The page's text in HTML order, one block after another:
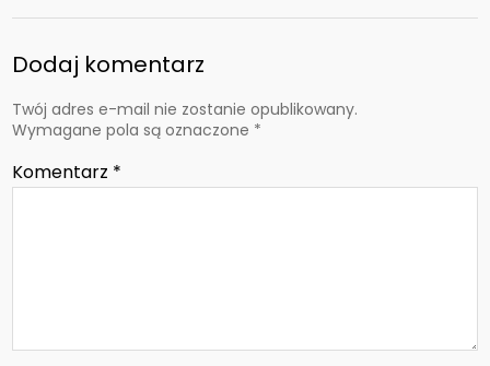
Dodaj komentarz
Twój adres e-mail nie zostanie opublikowany.
Wymagane pola są oznaczone *
Komentarz *